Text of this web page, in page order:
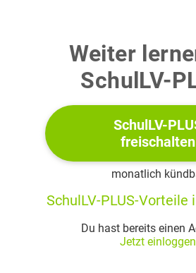
Weiter
SchulLV-
SchulLV-
freischalten
monatlich
SchulLV-PLUS-Vorteile
Du hast bereits einen
Jetzt einloggen